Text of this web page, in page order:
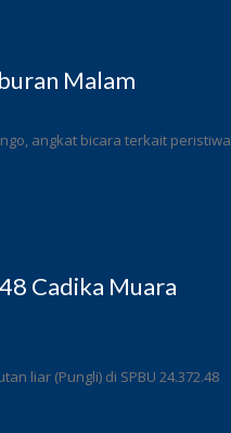
Malam
angkat bicara terkait peristiwa
Cadika Muara
liar (Pungli) di SPBU 24.372.48